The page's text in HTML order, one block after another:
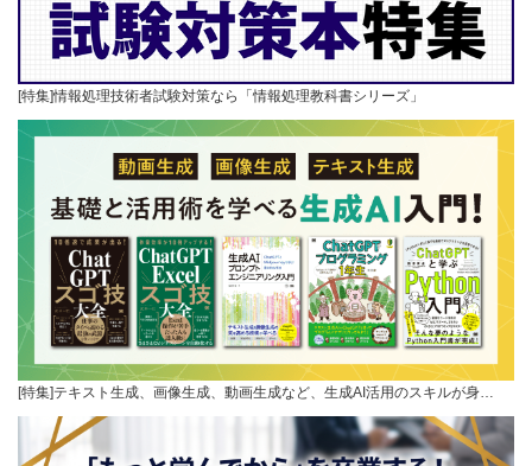
[特集]情報処理技術者試験対策なら「情報処理教科書シリーズ」
[特集]テキスト生成、画像生成、動画生成など、生成AI活用のスキルが身…